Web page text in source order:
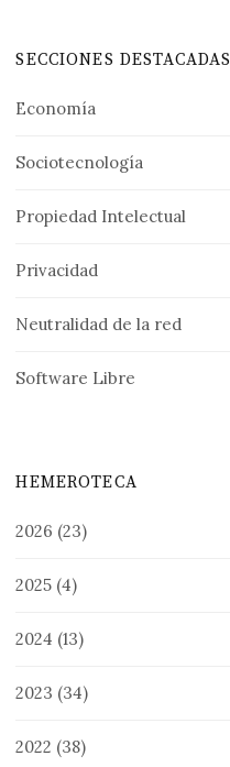
SECCIONES DESTACADAS
Economía
Sociotecnología
Propiedad Intelectual
Privacidad
Neutralidad de la red
Software Libre
HEMEROTECA
2026 (23)
2025 (4)
2024 (13)
2023 (34)
2022 (38)